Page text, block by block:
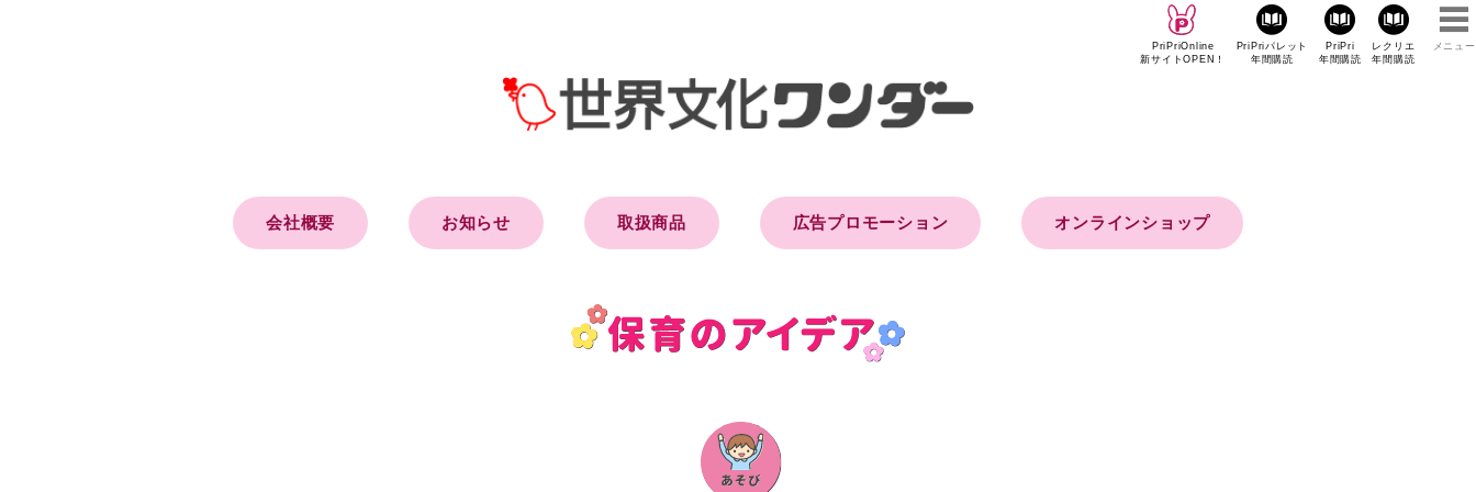
PriPriOnline
新サイトOPEN！
PriPriパレット
年間購読
PriPri
年間購読
レクリエ
年間購読
メニュー
会社概要 お知らせ 取扱商品 広告プロモーション オンラインショップ